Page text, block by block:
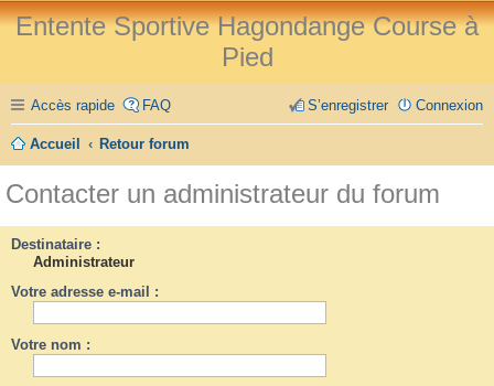
Entente Sportive Hagondange Course à
Pied
Accès rapide FAQ Connexion
S’enregistrer
Accueil Retour forum
Contacter un administrateur du forum
Destinataire :
Administrateur
Votre adresse e-mail :
Votre nom :